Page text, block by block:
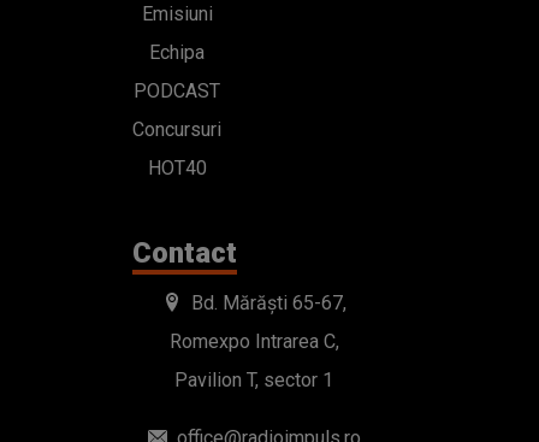
Emisiuni
Echipa
PODCAST
Concursuri
HOT40
Contact
Bd. Mărăști 65-67,
Romexpo Intrarea C,
Pavilion T, sector 1